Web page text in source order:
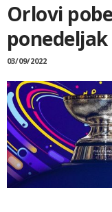
Orlovi
03/09/2022